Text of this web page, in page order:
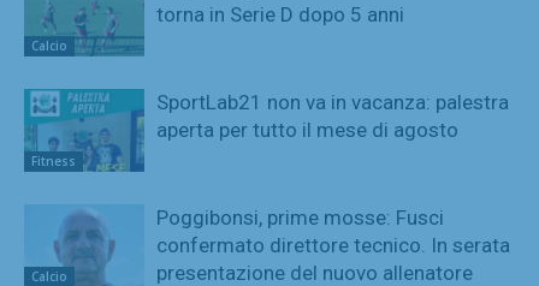
Calcio
torna in Serie D dopo 5 anni
Fitness
SportLab21 non va in vacanza: palestra
aperta per tutto il mese di agosto
Calcio
Poggibonsi, prime mosse: Fusci
confermato direttore tecnico. In serata
presentazione del nuovo allenatore